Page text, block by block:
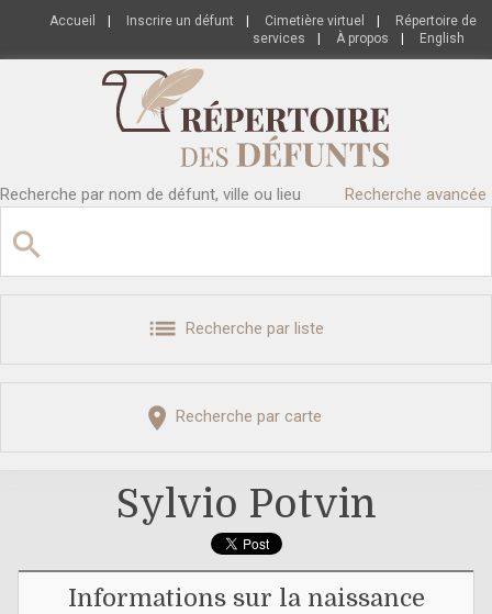
Accueil Inscrire un défunt Cimetière virtuel
Répertoire de
services
À propos English
Recherche par nom de défunt, ville ou lieu Recherche avancée
Recherche par liste
Recherche par carte
Sylvio Potvin
Informations sur la naissance